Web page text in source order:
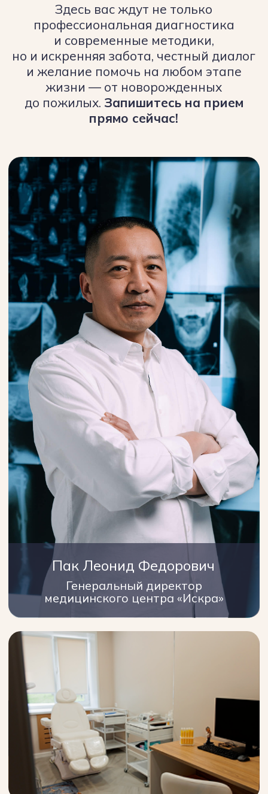
Скачки
артериального
давления
Устали бороться
возвращается
снова и снова?
Головная
боль
Нарушение
пищеварения,
боль в животе
Нарушение
сна
Боль в шее,
груди,
пояснице
Грыжи
Спазмы
мышц
и сосудов
Хроническая
усталость
Головокружение
Здесь не лечат
болезнь. Здесь
возвращают
здоровье.
Получить консультацию
WhatsApp
Выбрать специалиста